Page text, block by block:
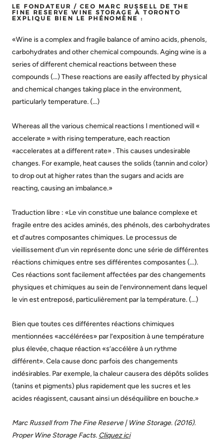
LE FONDATEUR / CEO MARC RUSSELL DE THE
FINE RESERVE WINE STORAGE À TORONTO
EXPLIQUE BIEN LE PHÉNOMÈNE :
«Wine is a complex and fragile balance of amino acids, phenols,
carbohydrates and other chemical compounds. Aging wine is a
series of different chemical reactions between these
compounds (…) These reactions are easily affected by physical
and chemical changes taking place in the environment,
particularly temperature. (…)
Whereas all the various chemical reactions I mentioned will «
accelerate » with rising temperature, each reaction
«accelerates at a different rate» . This causes undesirable
changes. For example, heat causes the solids (tannin and color)
to drop out at higher rates than the sugars and acids are
reacting, causing an imbalance.»
Traduction libre : «Le vin constitue une balance complexe et
fragile entre des acides aminés, des phénols, des carbohydrates
et d’autres composantes chimiques. Le processus de
vieillissement d’un vin représente donc une série de différentes
réactions chimiques entre ses différentes composantes (…).
Ces réactions sont facilement affectées par des changements
physiques et chimiques au sein de l’environnement dans lequel
le vin est entreposé, particulièrement par la température. (…)
Bien que toutes ces différentes réactions chimiques
mentionnées «accélérées» par l’exposition à une température
plus élevée, chaque réaction «s’accélère à un rythme
différent». Cela cause donc parfois des changements
indésirables. Par exemple, la chaleur causera des dépôts solides
(tanins et pigments) plus rapidement que les sucres et les
acides réagissent, causant ainsi un déséquilibre en bouche.»
Marc Russell from The Fine Reserve | Wine Storage. (2016).
Proper Wine Storage Facts. Cliquez ici